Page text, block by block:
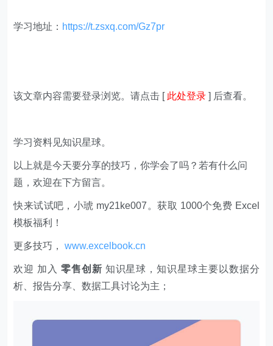
学习地址： https://t.zsxq.com/Gz7pr
该文章内容需要登录浏览。请点击 [ 此处登录 ] 后查看。
学习资料见知识星球。
以上就是今天要分享的技巧，你学会了吗？若有什么问
题，欢迎在下方留言。
快来试试吧，小琥 my21ke007。获取 1000个免费 Excel
模板福利​​​​！
更多技巧，www.excelbook.cn
欢迎 加入 零售创新 知识星球，知识星球主要以数据分
析、报告分享、数据工具讨论为主；